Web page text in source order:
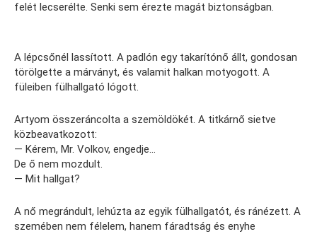
felét lecserélte. Senki sem érezte magát biztonságban.
A lépcsőnél lassított. A padlón egy takarítónő állt, gondosan
törölgette a márványt, és valamit halkan motyogott. A
füleiben fülhallgató lógott.
Artyom összeráncolta a szemöldökét. A titkárnő sietve
közbeavatkozott:
— Kérem, Mr. Volkov, engedje…
De ő nem mozdult.
— Mit hallgat?
A nő megrándult, lehúzta az egyik fülhallgatót, és ránézett. A
szemében nem félelem, hanem fáradtság és enyhe